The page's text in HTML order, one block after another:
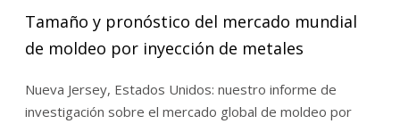
Tamaño y pronóstico del mercado mundial
de moldeo por inyección de metales
Nueva Jersey, Estados Unidos: nuestro informe de
investigación sobre el mercado global de moldeo por